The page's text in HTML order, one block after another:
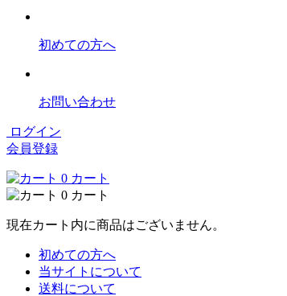
初めての方へ
お問い合わせ
ログイン
会員登録
0 カート
0 カート
現在カート内に商品はございません。
初めての方へ
当サイトについて
送料について